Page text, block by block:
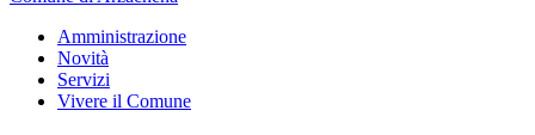
Amministrazione
Novità
Servizi
Vivere il Comune